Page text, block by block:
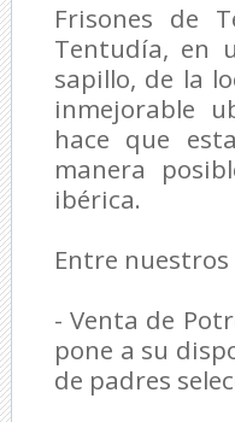
Frisones de
Tentudía, en
sapillo, de la
inmejorable
hace que
manera
ibérica.
Entre
- Venta de
pone a su
de padres